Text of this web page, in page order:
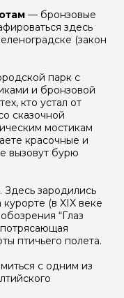
— бронзовые
здесь
(закон
парк с
и бронзовой
кто устал от
сказочной
мостикам
красочные и
вызовут бурю
зародились
(в XIX веке
“Глаз
птичьего полета.
с одним из
можете их